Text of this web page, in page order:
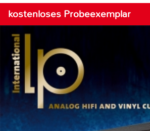
kostenloses Probeexemplar